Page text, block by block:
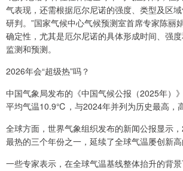
气表现，还需根据厄尔尼诺的强度、类型及区
研判。”国家气候中心气候预测室首席专家陈丽
确定性，尤其是厄尔尼诺的具体形成时间、强
监测和预测。
2026年会“超级热”吗？
中国气象局发布的《中国气候公报（2025年）
平均气温10.9℃，与2024年并列为历史最高，
全球方面，世界气象组织发布的新闻公报显示
最热的三个年份之一，延续了全球气温屡创新高
一些专家表示，在全球气温基线整体抬升的背